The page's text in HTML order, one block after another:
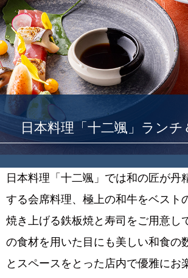
日本料理「十二颯」ランチ
日本料理「十二颯」では和の匠が丹
する会席料理、極上の和牛をベスト
焼き上げる鉄板焼と寿司をご用意し
の食材を用いた目にも美しい和食の
とスペースをとった店内で優雅にお